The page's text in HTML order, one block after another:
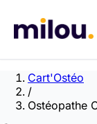
Cart'Ostéo
/
Ostéopathe